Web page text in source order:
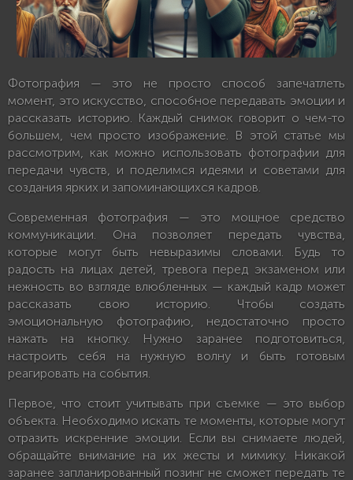
Фотография — это не просто способ запечатлеть
момент, это искусство, способное передавать эмоции и
рассказать историю. Каждый снимок говорит о чем-то
большем, чем просто изображение. В этой статье мы
рассмотрим, как можно использовать фотографии для
передачи чувств, и поделимся идеями и советами для
создания ярких и запоминающихся кадров.
Современная фотография — это мощное средство
коммуникации. Она позволяет передать чувства,
которые могут быть невыразимы словами. Будь то
радость на лицах детей, тревога перед экзаменом или
нежность во взгляде влюбленных — каждый кадр может
рассказать свою историю. Чтобы создать
эмоциональную фотографию, недостаточно просто
нажать на кнопку. Нужно заранее подготовиться,
настроить себя на нужную волну и быть готовым
реагировать на события.
Первое, что стоит учитывать при съемке — это выбор
объекта. Необходимо искать те моменты, которые могут
отразить искренние эмоции. Если вы снимаете людей,
обращайте внимание на их жесты и мимику. Никакой
заранее запланированный позинг не сможет передать те